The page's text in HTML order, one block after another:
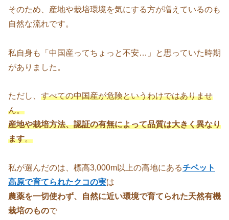
そのため、産地や栽培環境を気にする方が増えているのも
自然な流れです。
私自身も「中国産ってちょっと不安…」と思っていた時期
がありました。
ただし、 すべての中国産が危険というわけではありませ
ん。
産地や栽培方法、認証の有無によって品質は大きく異なり
ます。
私が選んだのは、標高3,000m以上の高地にあるチベット
高原で育てられたクコの実は
農薬を一切使わず、自然に近い環境で育てられた天然有機
栽培のもので